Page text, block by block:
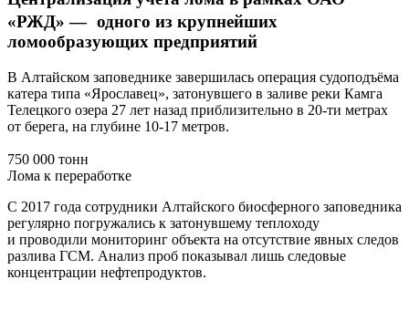
«РЖД» — одного из крупнейших
ломообразующих предприятий
В Алтайском заповеднике завершилась операция судоподъёма
катера типа «Ярославец», затонувшего в заливе реки Камга
Телецкого озера 27 лет назад приблизительно в 20-ти метрах
от берега, на глубине 10-17 метров.
750 000 тонн
Лома к переработке
С 2017 года сотрудники Алтайского биосферного заповедника
регулярно погружались к затонувшему теплоходу
и проводили мониторинг объекта на отсутствие явных следов
разлива ГСМ. Анализ проб показывал лишь следовые
концентрации нефтепродуктов.